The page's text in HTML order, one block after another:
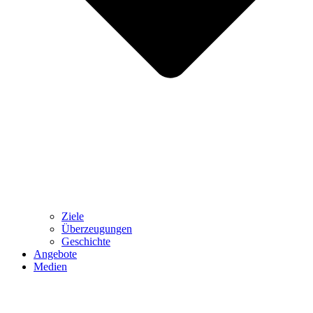
Ziele
Überzeugungen
Geschichte
Angebote
Medien